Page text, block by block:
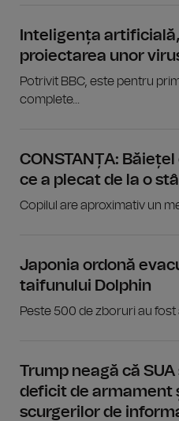
Inteligența
proiectarea unor
Potrivit BBC, este pentru
complete...
CONSTANȚA:
ce a plecat de la o
Copilul are aproximativ un
Japonia ordonă
taifunului Dolphin
Peste 500 de zboruri au fost
Trump neagă că
deficit de armament
scurgerilor de